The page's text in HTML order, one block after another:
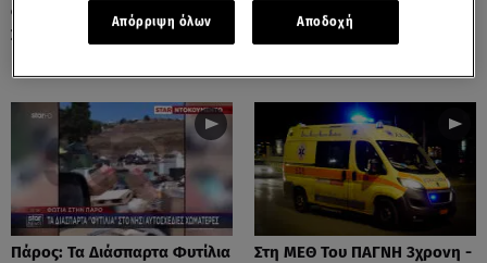
Φωτιές: Στάχτη Το Πράσινο
Στολίδι Της Δυτικής Αττικής
Πόρτο Ράφτη: Bίντεο
Ντοκουμέντο Από Το
Πάρος: Τα Διάσπαρτα Φυτίλια
Στη ΜΕΘ Του ΠΑΓΝΗ 3χρονη -
Απόρριψη όλων Αποδοχή